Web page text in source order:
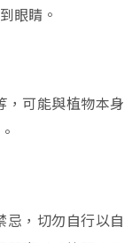
眼睛。
可能與植物本身
，切勿自行以自